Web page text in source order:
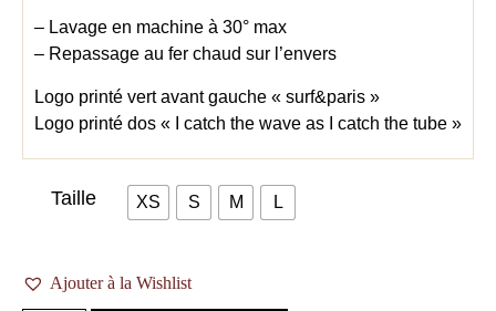
– Lavage en machine à 30° max
– Repassage au fer chaud sur l’envers
Logo printé vert avant gauche « surf&paris »
Logo printé dos « I catch the wave as I catch the tube »
Taille XS S M L
Ajouter à la Wishlist